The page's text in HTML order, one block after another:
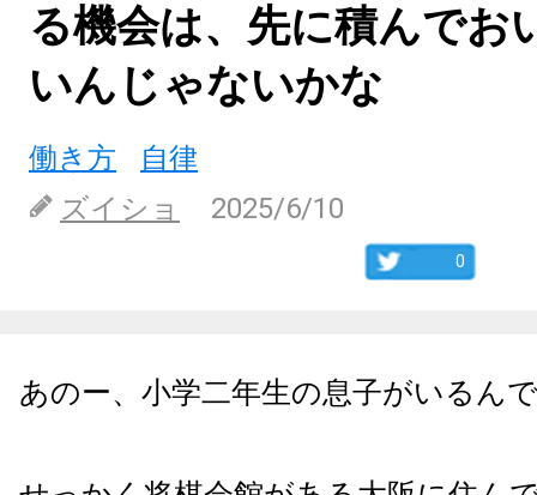
る機会は、先に積んでお
いんじゃないかな
働き方
自律
ズイショ
2025/6/10
0
あのー、小学二年生の息子がいるん